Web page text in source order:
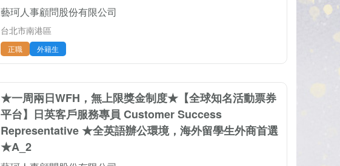
藝珂人事顧問股份有限公司
台北市南港區
正職 外籍生
★一周兩日WFH，無上限獎金制度★【全球知名活動票券
平台】日英客戶服務專員 Customer Success
Representative ★全英語辦公環境，海外留學生外商首選
★A_2